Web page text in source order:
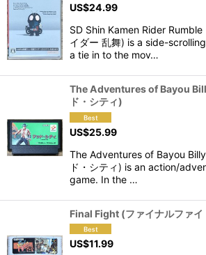
View
US$24.99
SD Shin Kamen Rider Rumble
イダー 乱舞) is a side-
a tie in to the mov…
The Adventures of Bayou
ド・シティ)
US$25.99
The Adventures of Bayou
ド・シティ) is an action/
game. In the …
Final Fight (ファイナルファイ
US$11.99